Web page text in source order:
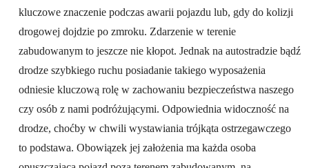
kluczowe znaczenie podczas awarii pojazdu lub, gdy do kolizji
drogowej dojdzie po zmroku. Zdarzenie w terenie
zabudowanym to jeszcze nie kłopot. Jednak na autostradzie bądź
drodze szybkiego ruchu posiadanie takiego wyposażenia
odniesie kluczową rolę w zachowaniu bezpieczeństwa naszego
czy osób z nami podróżującymi. Odpowiednia widoczność na
drodze, choćby w chwili wystawiania trójkąta ostrzegawczego
to podstawa. Obowiązek jej założenia ma każda osoba